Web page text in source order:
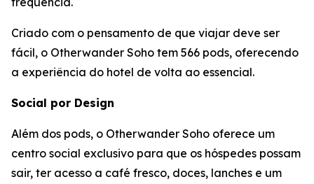
Criado com o pensamento de que viajar deve ser
fácil, o Otherwander Soho tem 566 pods, oferecendo
a experiência do hotel de volta ao essencial.
Social por Design
Além dos pods, o Otherwander Soho oferece um
centro social exclusivo para que os hóspedes possam
sair, ter acesso a café fresco, doces, lanches e um